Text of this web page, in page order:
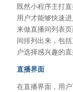
既然小程序主打
用户才能够快速
来做直播间列表
间排列出来，包
户选择感兴趣的直
直播界面
在直播界面，用